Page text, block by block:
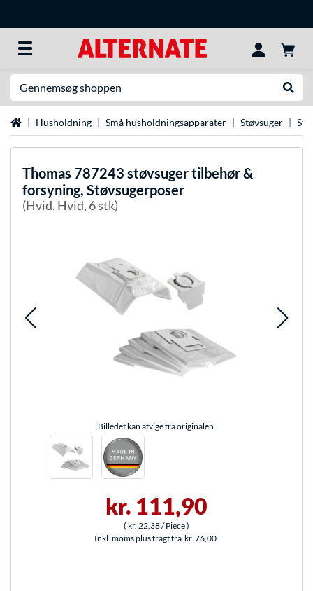
StartsideHusholdning Små husholdningsapparater Støvsuger
Thomas 787243 støvsuger tilbehør &
forsyning, Støvsugerposer
(Hvid, Hvid, 6 stk)
Billedet kan afvige fra originalen.
kr. 111,90
( kr. 22,38/ Piece)
Inkl. moms plus fragt fra kr. 76,00